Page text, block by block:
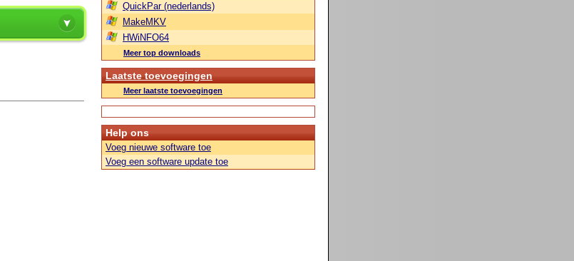
QuickPar (nederlands)
MakeMKV
HWiNFO64
Meer top downloads
Laatste toevoegingen
Meer laatste toevoegingen
Help ons
Voeg nieuwe software toe
Voeg een software update toe